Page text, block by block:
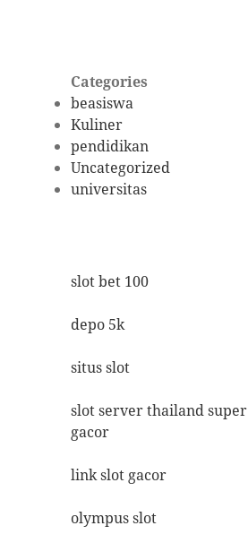
Categories
beasiswa
Kuliner
pendidikan
Uncategorized
universitas
slot bet 100
depo 5k
situs slot
slot server thailand super
gacor
link slot gacor
olympus slot